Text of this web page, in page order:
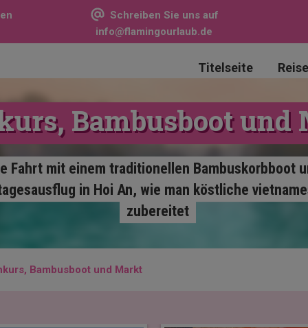
Schreiben Sie uns auf
info@flamingourlaub.de
Titelseite
Bambusboot und
Fahrt mit einem traditionellen Bambuskorbboot
in Hoi An, wie man köstliche
zubereitet
Bambusboot und Markt